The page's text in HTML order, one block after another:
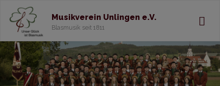
Musikverein Unlingen e.V.
Blasmusik seit 1811